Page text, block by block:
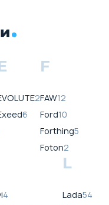
2
6
F
FAW12
Ford10
Forthing5
Foton2
4
L
Lada54